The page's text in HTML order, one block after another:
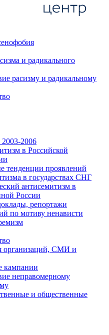
и радикального
расизму и радикальному
2006
в Российской
тенденции проявлений
в государствах СНГ
антисемитизм в
России
репортажи
по мотиву ненависти
организаций, СМИ и
кампании
неправомерному
и общественные